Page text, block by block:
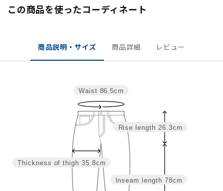
この商品を使ったコーディネート
商品説明・サイズ 商品詳細 レビュー
Inseam length 78cm
Rise length 26.3cm
Thickness of thigh 35.8cm
Waist 86.5cm